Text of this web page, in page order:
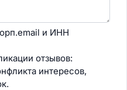
и ИНН
отзывов:
интересов,